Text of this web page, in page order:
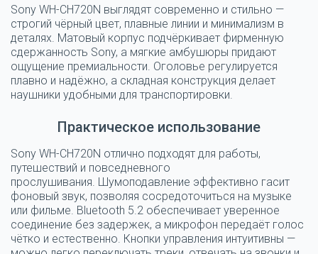
Sony WH-CH720N выглядят современно и стильно —
строгий чёрный цвет, плавные линии и минимализм в
деталях. Матовый корпус подчёркивает фирменную
сдержанность Sony, а мягкие амбушюры придают
ощущение премиальности. Оголовье регулируется
плавно и надёжно, а складная конструкция делает
наушники удобными для транспортировки.
Практическое использование
Sony WH-CH720N отлично подходят для работы,
путешествий и повседневного
прослушивания. Шумоподавление эффективно гасит
фоновый звук, позволяя сосредоточиться на музыке
или фильме. Bluetooth 5.2 обеспечивает уверенное
соединение без задержек, а микрофон передаёт голос
чётко и естественно. Кнопки управления интуитивны —